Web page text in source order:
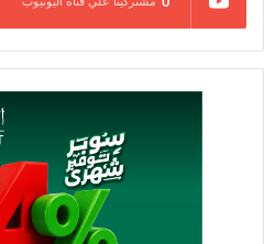
التابعة لوزارة العمل، والتدريب
تبادل الخبرات والبرامج الفنية
واتفق الطرفان على إعداد خطة
المتوقعة، والجدول الزمني
وكافة الترتيبات المالية، بما
يتوافق مع القوانين واللوائح المنظمة.